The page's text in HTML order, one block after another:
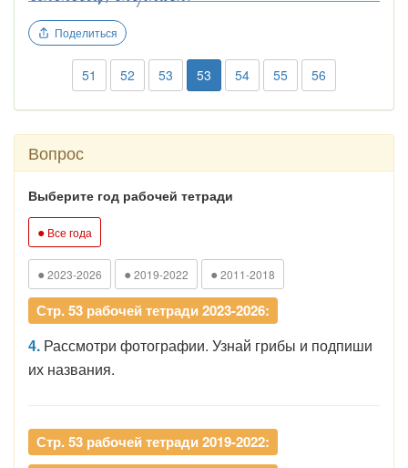
Поделиться
51 52 53 53 54 55 56
Вопрос
Выберите год рабочей тетради
● Все года
● 2023-2026 ● 2019-2022 ● 2011-2018
Стр. 53 рабочей тетради 2023-2026:
4. Рассмотри фотографии. Узнай грибы и подпиши
их названия.
Стр. 53 рабочей тетради 2019-2022: